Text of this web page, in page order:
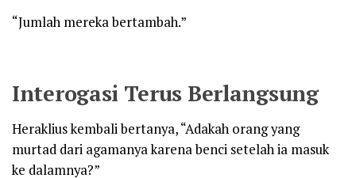
“Jumlah mereka bertambah.”
Interogasi Terus Berlangsung
Heraklius kembali bertanya, “Adakah orang yang
murtad dari agamanya karena benci setelah ia masuk
ke dalamnya?”